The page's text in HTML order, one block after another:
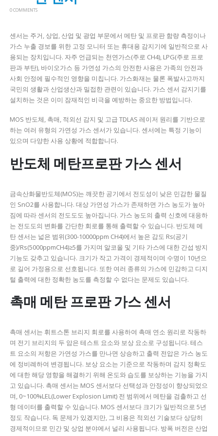
0 COMMENTS
센서는 주거, 상업, 산업 및 광업 부문에서 메탄 및 프로판 함량 측정이나
가스 누출 경보를 위한 고정 모니터 또는 휴대용 감지기에 일반적으로 사
용되는 장치입니다. 자주 언급되는 천연가스(주로 CH4), LPG(주로 프로
판과 부탄), 바이오가스 등 가연성 가스의 안전한 사용은 가족의 안전과
사회 안정에 필수적인 영향을 미칩니다. 가스화재는 물론 폭발사고까지
국민의 생활과 산업생산과 밀접한 관련이 있습니다. 가스 센서 감지기를
설치하는 것은 이미 잠재적인 비극을 예방하는 중요한 방법입니다.
MOS 반도체, 촉매, 적외선 감지 및 고급 TDLAS 레이저 원리를 기반으로
하는 여러 유형의 가연성 가스 센서가 있습니다. 센서에는 특정 기능이
있으며 다양한 사용 상황에 적합합니다.
반도체 메탄프로판 가스 센서
금속산화물반도체(MOS)는 깨끗한 공기에서 전도성이 낮은 민감한 물질
인 SnO2를 사용합니다. 대상 가연성 가스가 존재하면 가스 농도가 높아
짐에 따라 센서의 전도도도 높아집니다. 가스 농도의 출력 신호에 대응하
는 전도도의 변화를 간단한 회로를 통해 출력할 수 있습니다. 반도체 메
탄 센서는 넓은 범위(300-10000ppm CH4)에서 높은 감도 Rs(공기
중)/Rs(5000ppmCH4)≥5를 가지며 알코올 및 기타 가스에 대한 간섭 방지
기능도 갖추고 있습니다. 크기가 작고 가격이 경제적이며 수명이 10년으
로 길어 가정용으로 선호됩니다. 또한 여러 종류의 가스에 민감하고 디지
털 출력에 대한 정확한 농도를 측정할 수 없다는 문제도 있습니다.
촉매 메탄 프로판 가스 센서
촉매 센서는 휘트스톤 브리지 회로를 사용하여 촉매 연소 원리로 작동하
며 전기 브리지의 두 암은 테스트 요소와 보상 요소로 구성됩니다. 테스
트 요소의 저항은 가연성 가스를 만나면 상승하고 출력 전압은 가스 농도
에 정비례하여 변경됩니다. 보상 요소는 기준으로 작동하며 감지 정확도
에 대한 해당 영향을 해결하기 위해 온도와 습도를 보상하는 기능을 가지
고 있습니다. 촉매 센서는 MOS 센서보다 선택성과 안정성이 향상되었으
며, 0~100%LEL(Lower Explosion Limit) 전 범위에서 메탄을 검출하고 선
형 데이터를 출력할 수 있습니다. MOS 센서보다 크기가 일반적으로 5년
정도 작습니다. 독 문제가 있겠지만, 그 비용은 적외선 기술보다 상당히
경제적이므로 민간 및 상업 분야에서 널리 사용됩니다. 방폭 버전은 산업